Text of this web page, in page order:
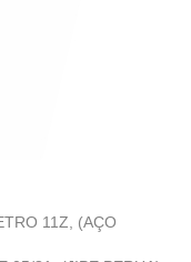
11Z, (AÇO